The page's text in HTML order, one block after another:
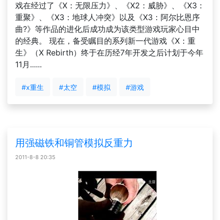
戏在经过了《X：无限压力》、《X2：威胁》、《X3：
重聚》、《X3：地球人冲突》以及《X3：阿尔比恩序
曲?》等作品的进化后成功成为该类型游戏玩家心目中
的经典。 现在，备受瞩目的系列新一代游戏《X：重
生》（X Rebirth）终于在历经7年开发之后计划于今年
11月......
#x重生 #太空 #模拟 #游戏
用强磁铁和铜管模拟反重力
2011-8-8 20:35